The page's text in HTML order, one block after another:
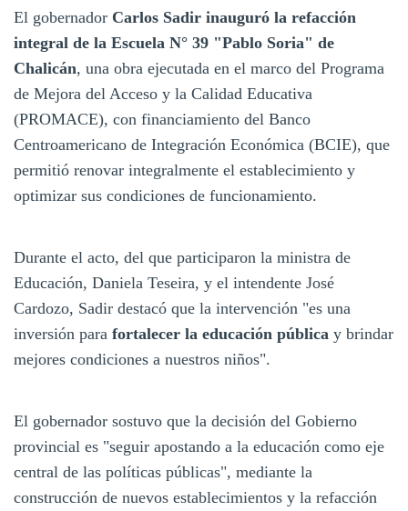
El gobernador Carlos Sadir inauguró la refacción
integral de la Escuela N° 39 "Pablo Soria" de
Chalicán, una obra ejecutada en el marco del Programa
de Mejora del Acceso y la Calidad Educativa
(PROMACE), con financiamiento del Banco
Centroamericano de Integración Económica (BCIE), que
permitió renovar integralmente el establecimiento y
optimizar sus condiciones de funcionamiento.
Durante el acto, del que participaron la ministra de
Educación, Daniela Teseira, y el intendente José
Cardozo, Sadir destacó que la intervención "es una
inversión para fortalecer la educación pública y brindar
mejores condiciones a nuestros niños".
El gobernador sostuvo que la decisión del Gobierno
provincial es "seguir apostando a la educación como eje
central de las políticas públicas", mediante la
construcción de nuevos establecimientos y la refacción